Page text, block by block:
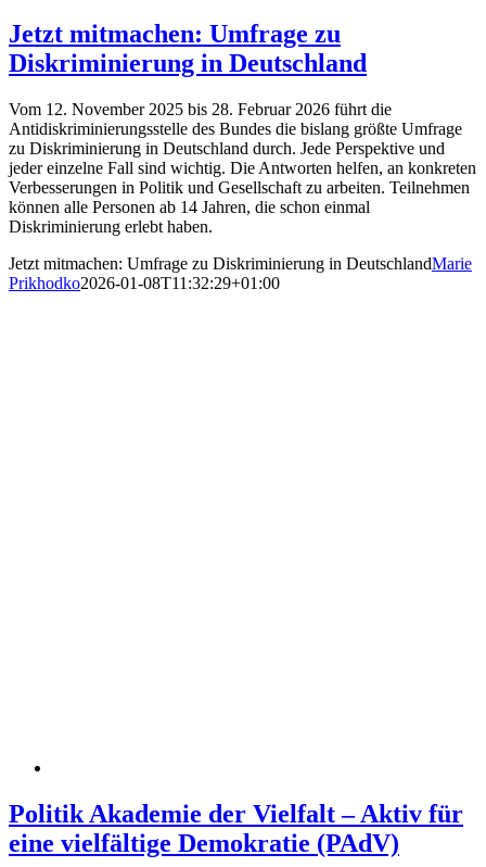
Jetzt mitmachen: Umfrage zu
Diskriminierung in Deutschland
Vom 12. November 2025 bis 28. Februar 2026 führt die
Antidiskriminierungsstelle des Bundes die bislang größte Umfrage
zu Diskriminierung in Deutschland durch. Jede Perspektive und
jeder einzelne Fall sind wichtig. Die Antworten helfen, an konkreten
Verbesserungen in Politik und Gesellschaft zu arbeiten. Teilnehmen
können alle Personen ab 14 Jahren, die schon einmal
Diskriminierung erlebt haben.
Jetzt mitmachen: Umfrage zu Diskriminierung in DeutschlandMarie
Prikhodko2026-01-08T11:32:29+01:00
Politik Akademie der Vielfalt – Aktiv für
eine vielfältige Demokratie (PAdV)